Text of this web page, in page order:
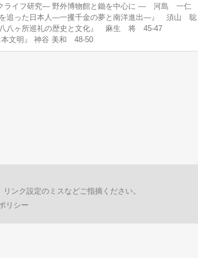
クライフ研究― 野外博物館と鋤を中心に ― 河島 一仁
を追った日本人―一攫千金の夢と南洋進出―』 須山
八ヶ所巡礼の歴史と文化』 麻生 将 45-47
本文明』 神谷 美和 48-50
ンク設定のミスなどご指摘ください。
リシー